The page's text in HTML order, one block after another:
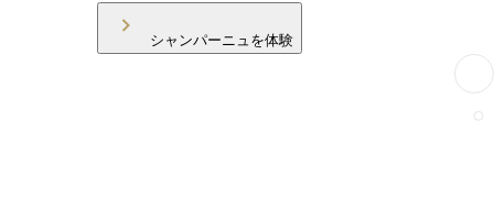
シャンパーニュを体験